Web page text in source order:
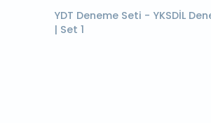
YDT Deneme Seti - YKSDİL
| Set 1